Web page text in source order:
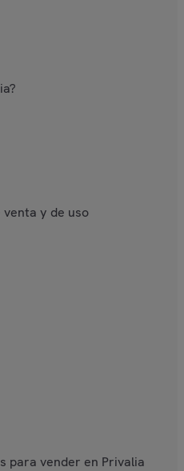
venta y de uso
para vender en Privalia